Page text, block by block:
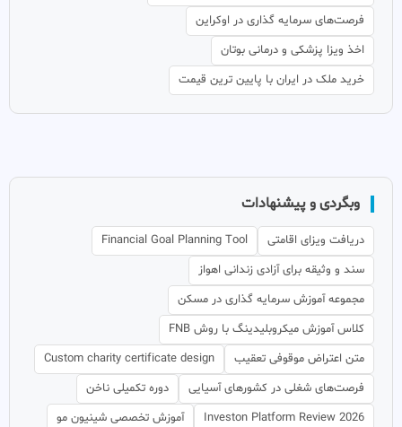
فرصت‌های سرمایه گذاری در اوکراین
اخذ ویزا پزشکی و درمانی بوتان
خرید ملک در ایران با پایین ترین قیمت
وبگردی و پیشنهادات
دریافت ویزای اقامتی
Financial Goal Planning Tool
سند و وثیقه برای آزادی زندانی اهواز
مجموعه آموزش سرمایه گذاری در مسکن
کلاس آموزش میکروبلیدینگ با روش FNB
متن اعتراض موقوفی تعقیب
Custom charity certificate design
فرصت‌های شغلی در کشورهای آسیایی
دوره تکمیلی ناخن
Investon Platform Review 2026
آموزش تخصصی شینیون مو